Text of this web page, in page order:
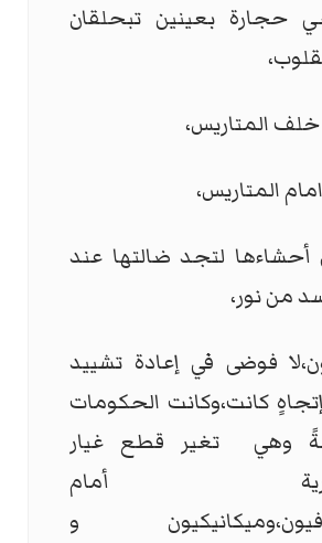
حجارة بعينين تبحلقان
المتاريس،
المتاريس،
أحشاءها لتجد ضالتها عند
من نور،
فوضى في إعادة تشييد
كانت،وكانت الحكومات
وهي تغير قطع غيار
أمام
و